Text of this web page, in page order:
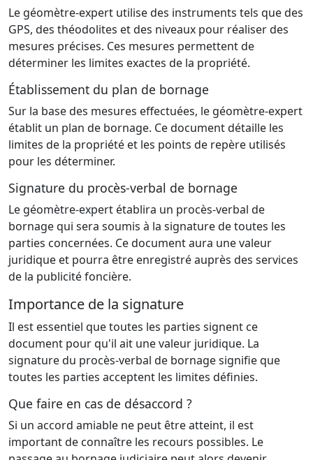
Le géomètre-expert utilise des instruments tels que des
GPS, des théodolites et des niveaux pour réaliser des
mesures précises. Ces mesures permettent de
déterminer les limites exactes de la propriété.
Établissement du plan de bornage
Sur la base des mesures effectuées, le géomètre-expert
établit un plan de bornage. Ce document détaille les
limites de la propriété et les points de repère utilisés
pour les déterminer.
Signature du procès-verbal de bornage
Le géomètre-expert établira un procès-verbal de
bornage qui sera soumis à la signature de toutes les
parties concernées. Ce document aura une valeur
juridique et pourra être enregistré auprès des services
de la publicité foncière.
Importance de la signature
Il est essentiel que toutes les parties signent ce
document pour qu'il ait une valeur juridique. La
signature du procès-verbal de bornage signifie que
toutes les parties acceptent les limites définies.
Que faire en cas de désaccord ?
Si un accord amiable ne peut être atteint, il est
important de connaître les recours possibles. Le